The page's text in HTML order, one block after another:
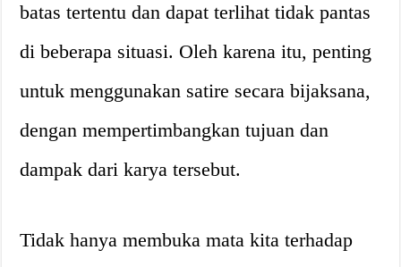
batas tertentu dan dapat terlihat tidak pantas
di beberapa situasi. Oleh karena itu, penting
untuk menggunakan satire secara bijaksana,
dengan mempertimbangkan tujuan dan
dampak dari karya tersebut.
Tidak hanya membuka mata kita terhadap